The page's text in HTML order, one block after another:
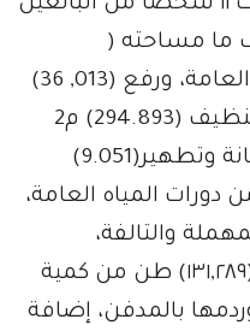
ما مساحته (
365.453،٣ ) م2 من الحدائق العامة، ورفع (013, 36)
م3 من مخلفات الأنقاض، وتنظيف (294.893) م2
من الشوارع والميادين، وصيانة وتطهير(9.051)
وتنظيف وصيانة 96 من دورات المياه العامة،
المهملة والتالفة،
وتسجيل ٩٣ مخالفة، ورفع (١٣١,٢٨٩) طن من كمية
بالمدفن، إضافة